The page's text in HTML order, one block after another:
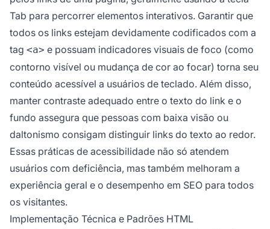
Tab para percorrer elementos interativos. Garantir que
todos os links estejam devidamente codificados com a
tag <a> e possuam indicadores visuais de foco (como
contorno visível ou mudança de cor ao focar) torna seu
conteúdo acessível a usuários de teclado. Além disso,
manter contraste adequado entre o texto do link e o
fundo assegura que pessoas com baixa visão ou
daltonismo consigam distinguir links do texto ao redor.
Essas práticas de acessibilidade não só atendem
usuários com deficiência, mas também melhoram a
experiência geral e o desempenho em SEO para todos
os visitantes.
Implementação Técnica e Padrões HTML